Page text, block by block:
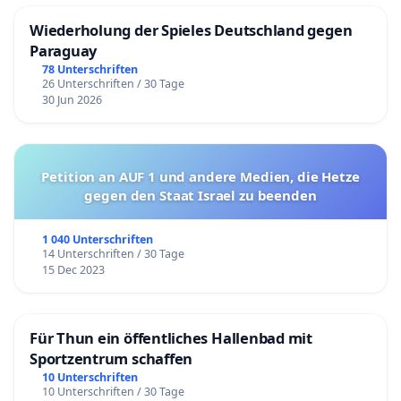
19 heißt es hier:
„Der Ausschuss stellt mit Besorgnis fest, dass bestimmte
Regelungen des Vertragsstaates im Bereich der
Arbeitslosenunterstützung und der Sozialhilfe, unter
bei Arbeitslosigkeit, „jede zumutbare Beschäftigung“
ausgelegt werden kann, und die Zuweisung von
unbezahlten gemeinnützigen Arbeiten an
Langzeitarbeitslose, zu Verstößen gegen die Artikel 6
und 7 des Pakts führen können (Art. 6, 7 und 9). Der
Ausschuss fordert den Vertragsstaat nachdrücklich auf,
Einzelnen auf eine frei angenommene Beschäftigung
seiner Wahl sowie das Recht auf angemessenes Entgelt
berücksichtigt wird.“
Wiederholung der Spieles Deutschland gegen
Paraguay
78 Unterschriften
26 Unterschriften / 30 Tage
30 Jun 2026
Petition an AUF 1 und andere Medien, die Hetze
gegen den Staat Israel zu beenden
1 040 Unterschriften
14 Unterschriften / 30 Tage
15 Dec 2023
Für Thun ein öffentliches Hallenbad mit
Sportzentrum schaffen
10 Unterschriften
10 Unterschriften / 30 Tage